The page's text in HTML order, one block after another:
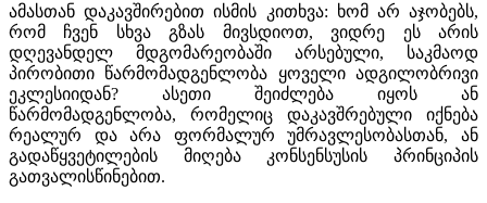
ამასთან დაკავშირებით ისმის კითხვა: ხომ არ აჯობებს,
რომ ჩვენ სხვა გზას მივსდიოთ, ვიდრე ეს არის
დღევანდელ მდგომარეობაში არსებული, საკმაოდ
პირობითი წარმომადგენლობა ყოველი ადგილობრივი
ეკლესიიდან? ასეთი შეიძლება იყოს ან
წარმომადგენლობა, რომელიც დაკავშრებული იქნება
რეალურ და არა ფორმალურ უმრავლესობასთან, ან
გადაწყვეტილების მიღება კონსენსუსის პრინციპის
გათვალისწინებით.